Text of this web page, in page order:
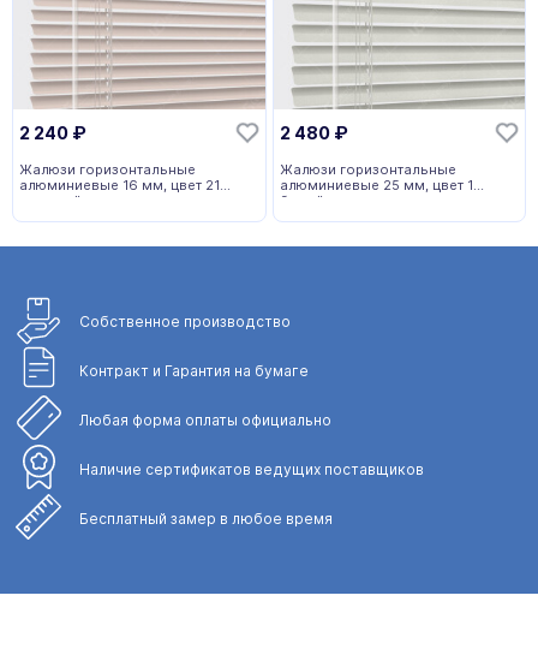
2 240 ₽
Жалюзи горизонтальные
алюминиевые 16 мм, цвет 21
розовый
2 480 ₽
Жалюзи горизонтальные
алюминиевые 25 мм, цвет 1
белый
Собственное производство
Контракт и Гарантия на бумаге
Любая форма оплаты официально
Наличие сертификатов ведущих поставщиков
Бесплатный замер в любое время